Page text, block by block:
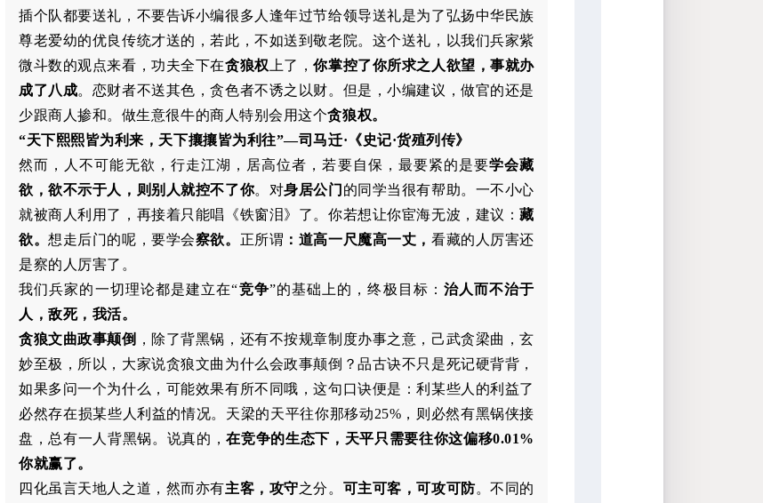
插个队都要送礼，不要告诉小编很多人逢年过节给领导送礼是为了弘扬中华民族
尊老爱幼的优良传统才送的，若此，不如送到敬老院。这个送礼，以我们兵家紫
微斗数的观点来看，功夫全下在贪狼权 上了，你掌控了你所求之人欲望，事就办
成了八成。恋财者不送其色，贪色者不诱之以财。但是，小编建议，做官的还是
少跟商人掺和。做生意很牛的商人特别会用这个贪狼权。
“天下熙熙皆为利来，天下攘攘皆为利往”—司马迁·《史记·货殖列传》
然而，人不可能无欲，行走江湖，居高位者，若要自保，最要紧的是要学会藏
欲，欲不示于人，则别人就控不了你。对身居公门 的同学当很有帮助。一不小心
就被商人利用了，再接着只能唱《铁窗泪》了。你若想让你宦海无波，建议：藏
欲。想走后门的呢，要学会察欲。 正所谓 ：道高一尺魔高一丈，看藏的人厉害还
是察的人厉害了。
我们兵家的一切理论都是建立在“竞争”的基础上的，终极目标： 治人而不治于
人，敌死，我活。
贪狼文曲政事颠倒 ，除了背黑锅，还有不按规章制度办事之意，己武贪梁曲，玄
妙至极，所以，大家说贪狼文曲为什么会政事颠倒？品古诀不只是死记硬背背，
如果多问一个为什么，可能效果有所不同哦，这句口诀便是：利某些人的利益了
必然存在损某些人利益的情况。天梁的天平往你那移动25%，则必然有黑锅侠接
盘，总有一人背黑锅。说真的，在竞争的生态下，天平只需要往你这偏移0.01%
你就赢了。
四化虽言天地人之道，然而亦有主客，攻守之分。 可主可客，可攻可防。不同的